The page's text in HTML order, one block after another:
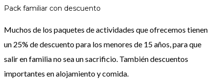
Pack familiar con descuento
Muchos de los paquetes de actividades que ofrecemos tienen
un 25% de descuento para los menores de 15 años, para que
salir en familia no sea un sacrificio. También descuentos
importantes en alojamiento y comida.